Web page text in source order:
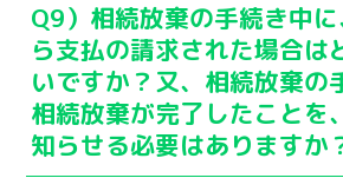
Q9）相続放棄の手続き中
ら支払の請求された場合は
いですか？又、相続放棄の
相続放棄が完了したことを
知らせる必要はありますか